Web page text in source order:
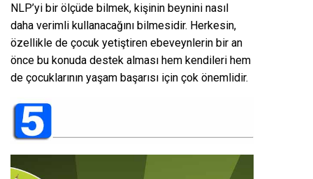
NLP’yi bir ölçüde bilmek, kişinin beynini nasıl
daha verimli kullanacağını bilmesidir. Herkesin,
özellikle de çocuk yetiştiren ebeveynlerin bir an
önce bu konuda destek alması hem kendileri hem
de çocuklarının yaşam başarısı için çok önemlidir.